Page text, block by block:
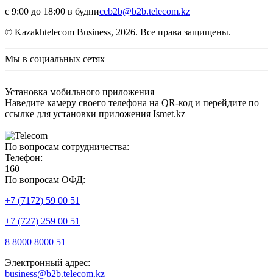
с 9:00 до 18:00 в будниccb2b@b2b.telecom.kz
© Kazakhtelecom Business, 2026. Все права защищены.
Мы в социальных сетях
Установка мобильного приложения
Наведите камеру своего телефона на QR-код и перейдите по
ссылке для установки приложения Ismet.kz
По вопросам сотрудничества:
Телефон:
160
По вопросам ОФД:
+7 (7172) 59 00 51
+7 (727) 259 00 51
8 8000 8000 51
Электронный адрес:
business@b2b.telecom.kz